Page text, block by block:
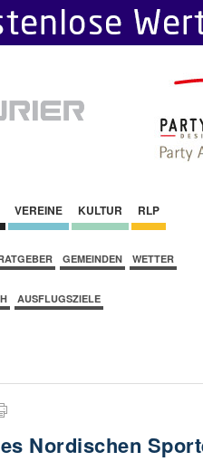
VEREINE KULTUR RLP
GEMEINDEN WETTER
AUSFLUGSZIELE
Nordischen